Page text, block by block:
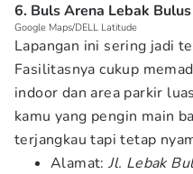
6. Buls Arena Lebak Bulus
Google Maps/DELL Latitude
Lapangan ini sering jadi
Fasilitasnya cukup
indoor dan area parkir
kamu yang pengin main
terjangkau tapi tetap
Alamat:Jl. Lebak